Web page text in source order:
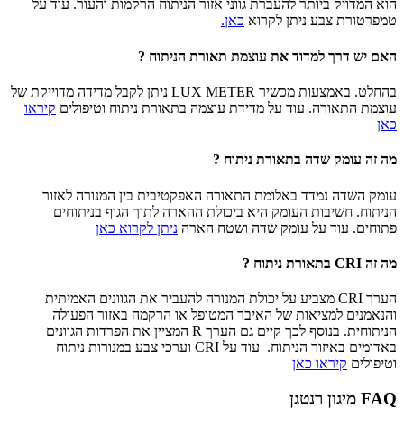
הוא המדויק ביותר להעברת גווני אזור הניתוח הרקמות והעור. עוד על
טמפרטורת צבע ניתן לקרוא כאן.
האם יש דרך למדוד את עוצמת תאורת הניתוח ?
בהחלט. באמצעות מכשיר LUX METER ניתן לקבל מדידה מדוייקת של
עוצמת התאורה. עוד על מדידת עוצמה בתאורת ניתוח וטיפולים קיראו
כאן
מה זה עומק שדה בתאורת ניתוח ?
עומק השדה נמדד באלומת התאורה האפקטיבית בין המנורה לאזור
הניתוח. חשיבות העומק היא ביכולת ההארה לתוך הגוף בניתוחים
פתוחים. עוד על עומק שדה ושטח הארה ניתן לקרוא כאן
מה זה CRI בתאורת ניתוח ?
הערך CRI מצביע על יכולת המנורה להעביר את הגוונים האמיתית
והנאמנים למציאות של האיבר המטופל או הרקמה באזור הפעולה
הניתוחית. בנוסף לכך קיים גם הערך R המציין את הפרדות הגוונים
באדומים באיזור הניתוח. עוד על CRI וערכי צבע במנורות ניתוח
וטיפולים קיראו כאן
FAQ מיגון רנטגן